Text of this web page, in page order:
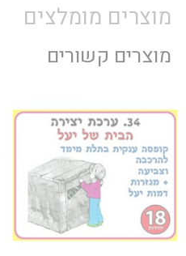
מוצרים מומלצים
מוצרים קשורים